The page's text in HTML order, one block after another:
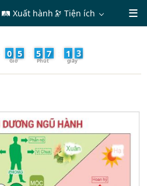
🛤 Xuất hành 🔭Tiện ích
0 5 5 7 1 5